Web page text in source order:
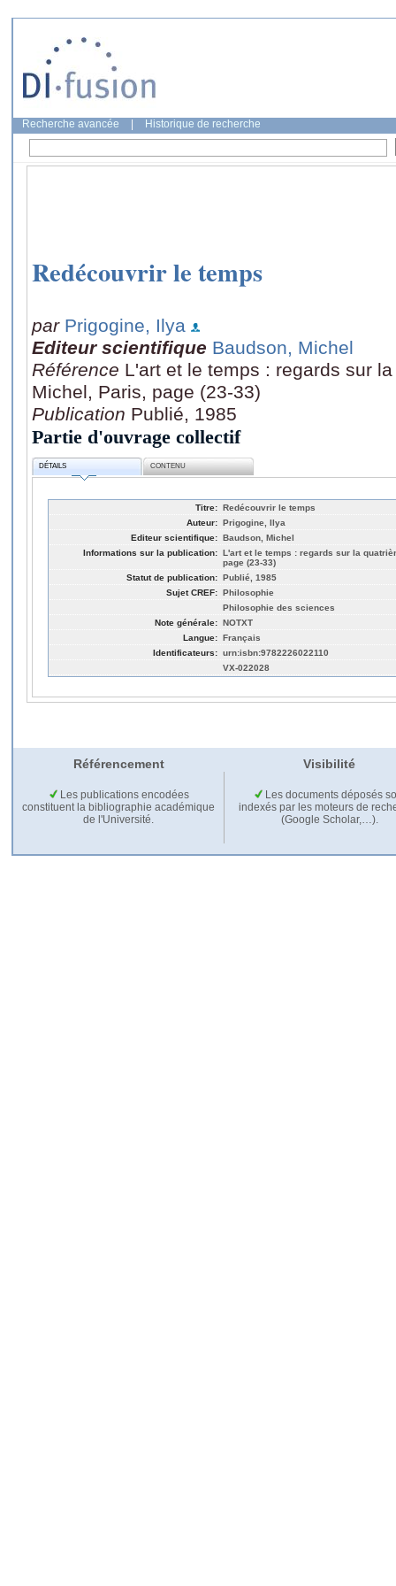
Recherche avancée Historique de recherche
Redécouvrir le temps
par Prigogine, Ilya
Editeur scientifique Baudson, Michel
Référence L'art et le temps : regards sur
Michel, Paris, page (23-33)
Publication Publié, 1985
Partie d'ouvrage collectif
DÉTAILS CONTENU
Titre: Redécouvrir le temps
Auteur: Prigogine, Ilya
Editeur scientifique: Baudson, Michel
Informations sur la publication: L'art et le temps : regards sur la
page (23-33)
Statut de publication: Publié, 1985
Sujet CREF: Philosophie
Philosophie des sciences
Note générale: NOTXT
Langue: Français
Identificateurs: urn:isbn:9782226022110
VX-022028
Référencement Visibilité
Les publications encodées
constituent la bibliographie académique
de l'Université.
Les documents déposés
indexés par les moteurs de
(Google Scholar,…).